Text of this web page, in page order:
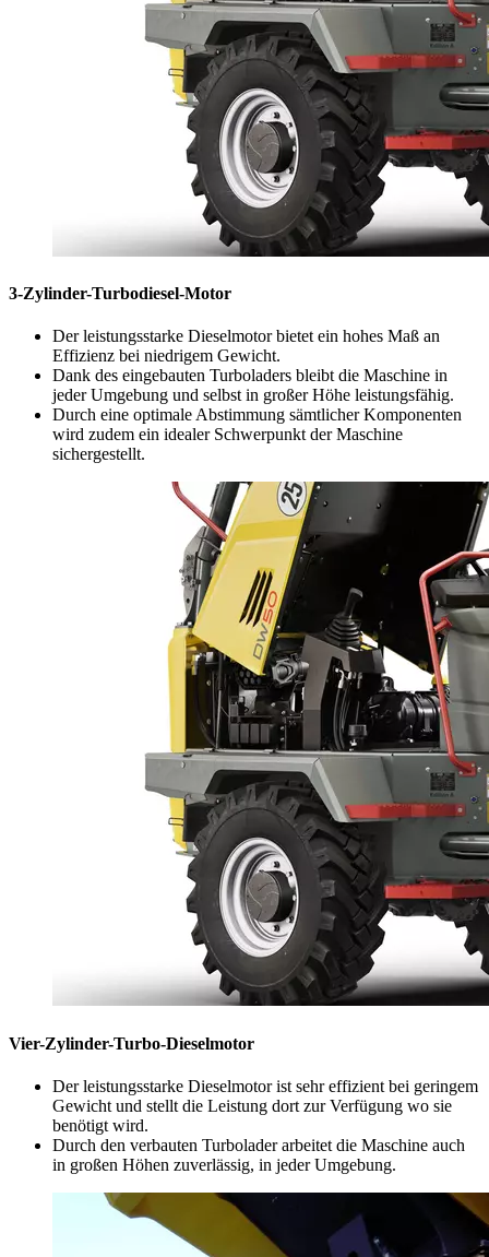
3-Zylinder-Turbodiesel-Motor
Der leistungsstarke Dieselmotor bietet ein hohes Maß an
Effizienz bei niedrigem Gewicht.
Dank des eingebauten Turboladers bleibt die Maschine in
jeder Umgebung und selbst in großer Höhe leistungsfähig.
Durch eine optimale Abstimmung sämtlicher Komponenten
wird zudem ein idealer Schwerpunkt der Maschine
sichergestellt.
Vier-Zylinder-Turbo-Dieselmotor
Der leistungsstarke Dieselmotor ist sehr effizient bei geringem
Gewicht und stellt die Leistung dort zur Verfügung wo sie
benötigt wird.
Durch den verbauten Turbolader arbeitet die Maschine auch
in großen Höhen zuverlässig, in jeder Umgebung.